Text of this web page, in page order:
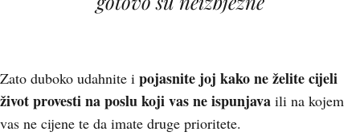
Zato duboko udahnite i pojasnite joj kako ne želite cijeli
život provesti na poslu koji vas ne ispunjava ili na kojem
vas ne cijene te da imate druge prioritete.